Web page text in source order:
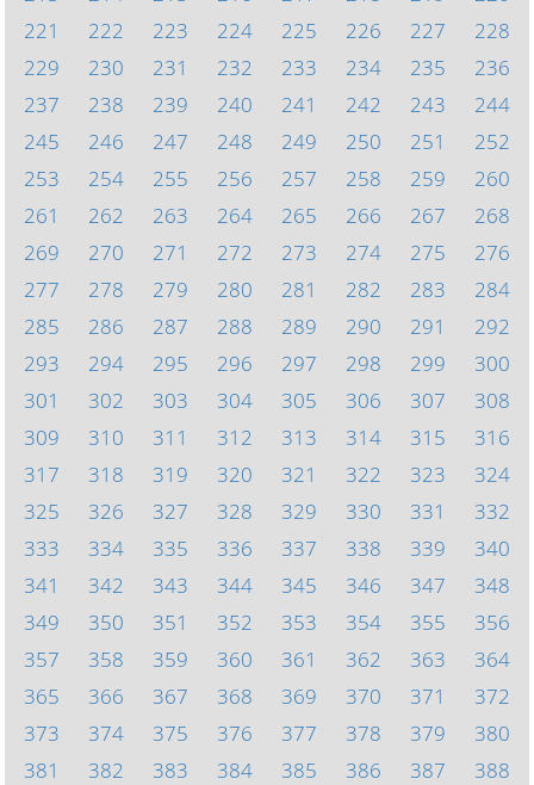
221
222 223 224 225 226 227
228
229
230 231 232 233 234 235
236
237
238 239 240 241 242 243
244
245
246 247 248 249 250 251
252
253
254 255 256 257 258 259
260
261
262 263 264 265 266 267
268
269
270 271 272 273 274 275
276
277
278 279 280 281 282 283
284
285
286 287 288 289 290 291
292
293
294 295 296 297 298 299
300
301
302 303 304 305 306 307
308
309
310 311 312 313 314 315
316
317
318 319 320 321 322 323
324
325
326 327 328 329 330 331
332
333
334 335 336 337 338 339
340
341
342 343 344 345 346 347
348
349
350 351 352 353 354 355
356
357
358 359 360 361 362 363
364
365
366 367 368 369 370 371
372
373
374 375 376 377 378 379
380
381
382 383 384 385 386 387
388